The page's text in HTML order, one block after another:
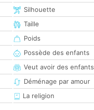
Silhouette
Taille
Poids
Possède des enfants
Veut avoir des enfants
Déménage par amour
La religion